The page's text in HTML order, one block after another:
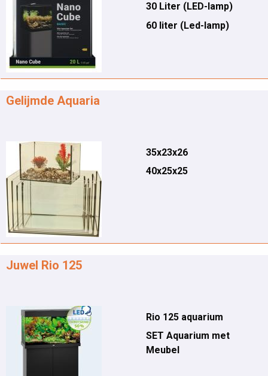
30 Liter (LED-lamp)
60 liter (Led-lamp)
Gelijmde Aquaria
35x23x26
40x25x25
Juwel Rio 125
Rio 125 aquarium
SET Aquarium met
Meubel